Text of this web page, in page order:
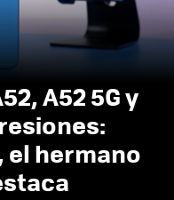
A52 5G y
hermano